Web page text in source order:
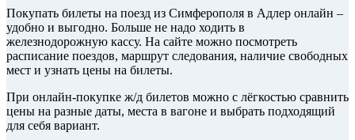
Покупать билеты на поезд из Симферополя в Адлер онлайн –
удобно и выгодно. Больше не надо ходить в
железнодорожную кассу. На сайте можно посмотреть
расписание поездов, маршрут следования, наличие свободных
мест и узнать цены на билеты.
При онлайн-покупке ж/д билетов можно с лёгкостью сравнить
цены на разные даты, места в вагоне и выбрать подходящий
для себя вариант.